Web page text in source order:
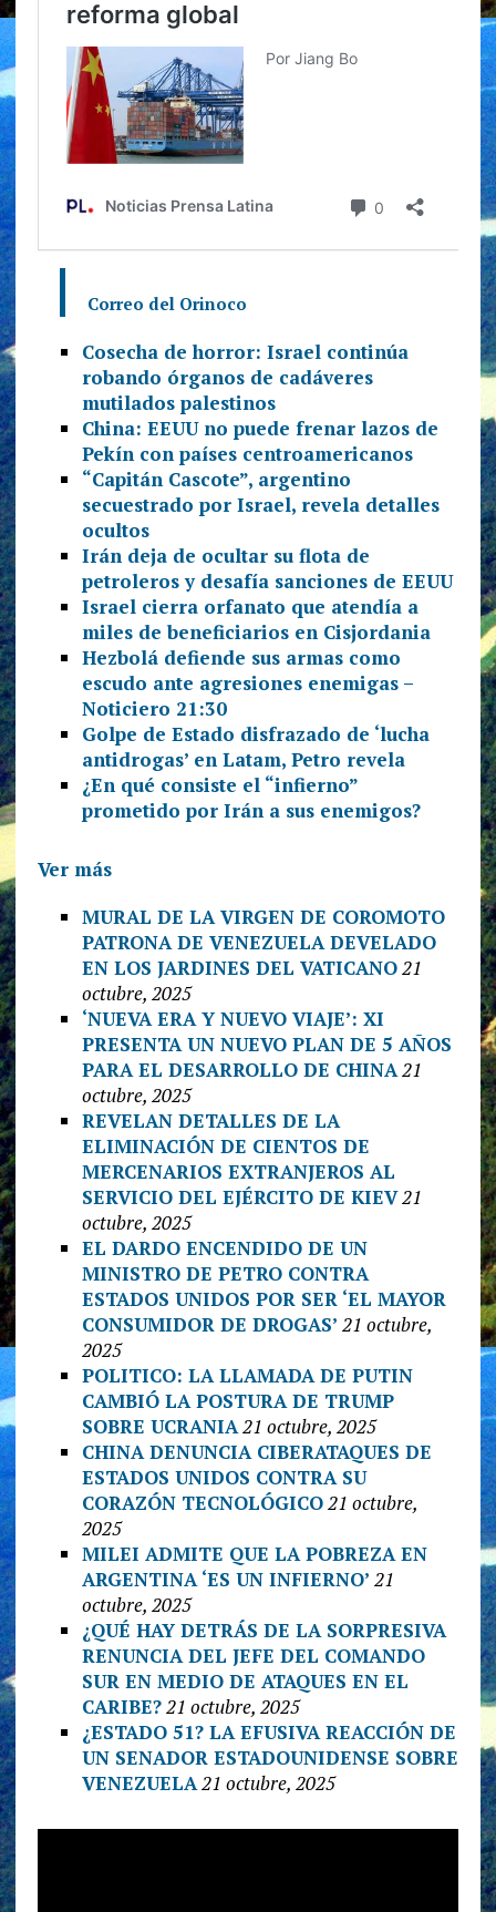
Correo del Orinoco
Cosecha de horror: Israel continúa
robando órganos de cadáveres
mutilados palestinos
China: EEUU no puede frenar lazos de
Pekín con países centroamericanos
“Capitán Cascote”, argentino
secuestrado por Israel, revela detalles
ocultos
Irán deja de ocultar su flota de
petroleros y desafía sanciones de EEUU
Israel cierra orfanato que atendía a
miles de beneficiarios en Cisjordania
Hezbolá defiende sus armas como
escudo ante agresiones enemigas –
Noticiero 21:30
Golpe de Estado disfrazado de ‘lucha
antidrogas’ en Latam, Petro revela
¿En qué consiste el “infierno”
prometido por Irán a sus enemigos?
Ver más
MURAL DE LA VIRGEN DE COROMOTO
PATRONA DE VENEZUELA DEVELADO
EN LOS JARDINES DEL VATICANO21
octubre, 2025
‘NUEVA ERA Y NUEVO VIAJE’: XI
PRESENTA UN NUEVO PLAN DE 5 AÑOS
PARA EL DESARROLLO DE CHINA21
octubre, 2025
REVELAN DETALLES DE LA
ELIMINACIÓN DE CIENTOS DE
MERCENARIOS EXTRANJEROS AL
SERVICIO DEL EJÉRCITO DE KIEV21
octubre, 2025
EL DARDO ENCENDIDO DE UN
MINISTRO DE PETRO CONTRA
ESTADOS UNIDOS POR SER ‘EL MAYOR
CONSUMIDOR DE DROGAS’ 21 octubre,
2025
POLITICO: LA LLAMADA DE PUTIN
CAMBIÓ LA POSTURA DE TRUMP
SOBRE UCRANIA21 octubre, 2025
CHINA DENUNCIA CIBERATAQUES DE
ESTADOS UNIDOS CONTRA SU
CORAZÓN TECNOLÓGICO21 octubre,
2025
MILEI ADMITE QUE LA POBREZA EN
ARGENTINA ‘ES UN INFIERNO’ 21
octubre, 2025
¿QUÉ HAY DETRÁS DE LA SORPRESIVA
RENUNCIA DEL JEFE DEL COMANDO
SUR EN MEDIO DE ATAQUES EN EL
CARIBE?21 octubre, 2025
¿ESTADO 51? LA EFUSIVA REACCIÓN DE
UN SENADOR ESTADOUNIDENSE SOBRE
VENEZUELA21 octubre, 2025